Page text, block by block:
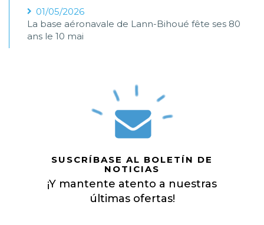
01/05/2026
La base aéronavale de Lann-Bihoué fête ses 80
ans le 10 mai
SUSCRÍBASE AL BOLETÍN DE
NOTICIAS
¡Y mantente atento a nuestras
últimas ofertas!